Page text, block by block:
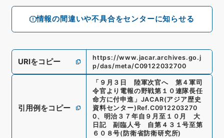
情報の間違いや不具合をセンターに知らせる
URIをコピー
https://www.jacar.archives.go.j
p/das/meta/C09122032700
引用例をコピー
「 ９月３日 陸軍次官へ 第４軍司
令官より電報の野戦第１０連隊長任
命方に付申進 」 JACAR(アジア歴史
資料センター) Ref.C0912203270
0、 明治３７年自９月至１０月 大
日記 副臨人号 自第４３１号至第
６０８号( 防衛省防衛研究所)